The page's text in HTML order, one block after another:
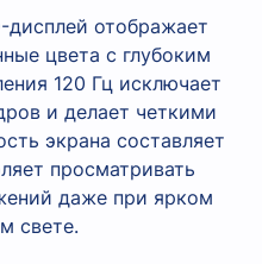
отображает
цвета с глубоким
120 Гц исключает
и делает четкими
экрана составляет
просматривать
даже при ярком
свете.